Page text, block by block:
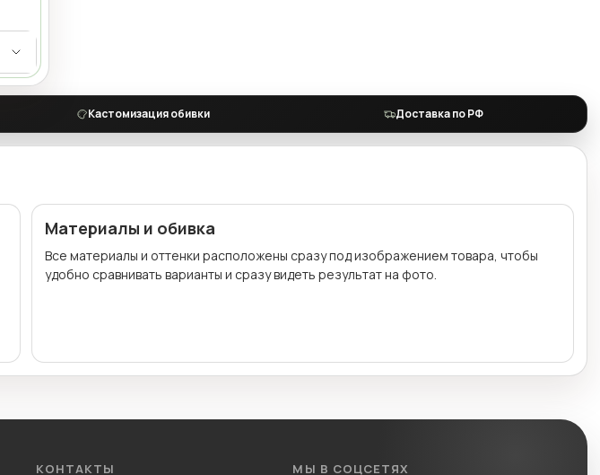
Кастомизация обивки Доставка по РФ
Материалы и обивка
Все материалы и оттенки расположены сразу под изображением товара, чтобы
удобно сравнивать варианты и сразу видеть результат на фото.
КОНТАКТЫ МЫ В СОЦСЕТЯХ